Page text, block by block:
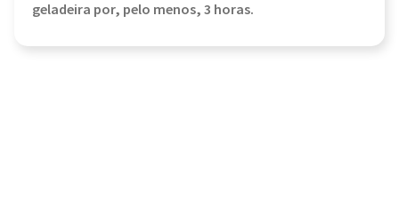
geladeira por, pelo menos, 3 horas.